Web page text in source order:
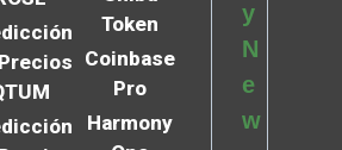
Token
Coinbase
Pro
Harmony
y
N
e
w